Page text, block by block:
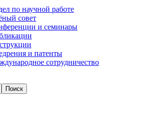
по научной работе
совет
и семинары
и патенты
сотрудничество